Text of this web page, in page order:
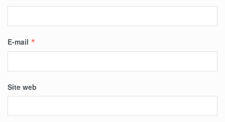
E-mail *
Site web